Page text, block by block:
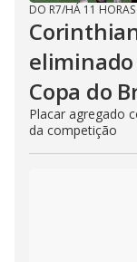
DO R7/HÁ 11 HORAS
Copa do
Placar agregado
da competição